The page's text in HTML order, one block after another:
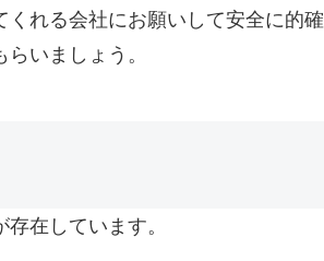
れる会社にお願いして安全に的確
いましょう。
在しています。